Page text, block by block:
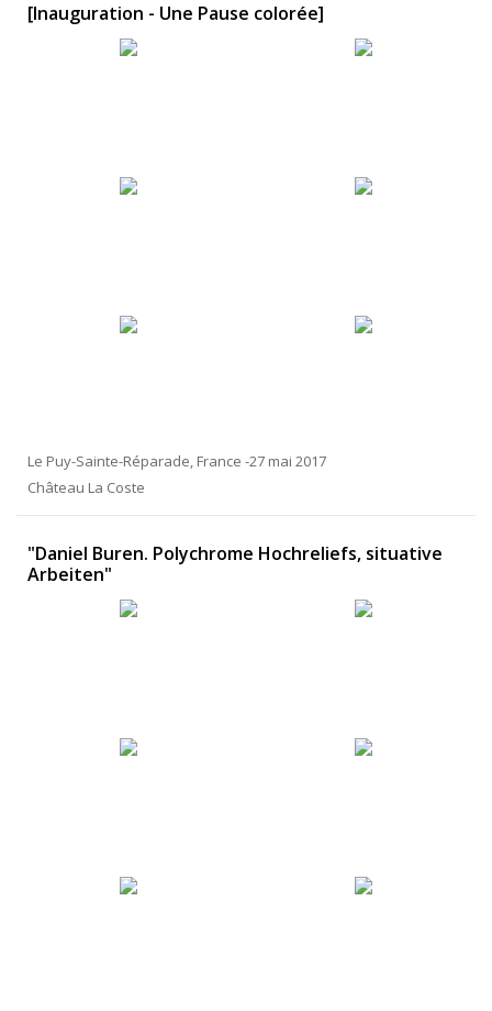
[Inauguration - Une Pause colorée]
Le Puy-Sainte-Réparade, France -27 mai 2017
Château La Coste
"Daniel Buren. Polychrome Hochreliefs, situative
Arbeiten"